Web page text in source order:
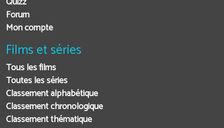
Forum
Mon compte
Films et séries
Tous les films
Toutes les séries
Classement alphabétique
Classement chronologique
Classement thématique